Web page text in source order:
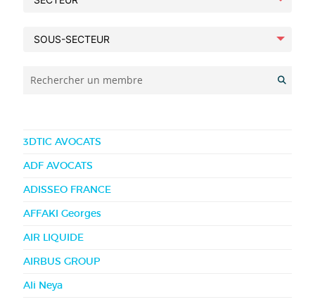
Rechercher un membre
3DTIC AVOCATS
ADF AVOCATS
ADISSEO FRANCE
AFFAKI Georges
AIR LIQUIDE
AIRBUS GROUP
Ali Neya